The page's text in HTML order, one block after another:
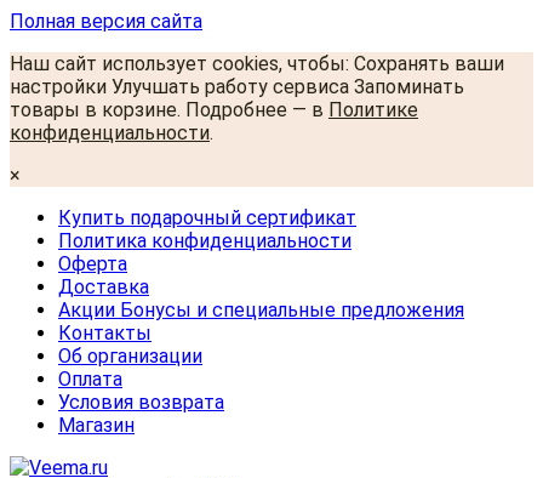
Полная версия сайта
Наш сайт использует cookies, чтобы: Сохранять ваши
настройки Улучшать работу сервиса Запоминать
товары в корзине. Подробнее — в Политике
конфиденциальности.
×
Купить подарочный сертификат
Политика конфиденциальности
Оферта
Доставка
Акции Бонусы и специальные предложения
Контакты
Об организации
Оплата
Условия возврата
Магазин